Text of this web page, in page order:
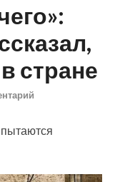
стране
пытаются